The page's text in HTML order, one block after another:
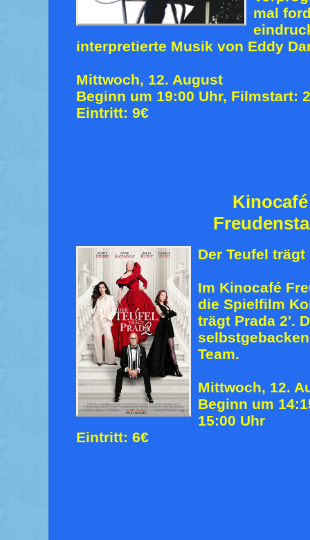
mal
interpretierte Musik von Eddy
Mittwoch, 12. August
Beginn um 19:00 Uhr, Filmstart:
Eintritt: 9€
Kinocafé
Der Teufel trägt
Im Kinocafé
die Spielfilm
trägt Prada 2'.
Team.
Mittwoch, 12.
Beginn um
15:00 Uhr
Eintritt: 6€